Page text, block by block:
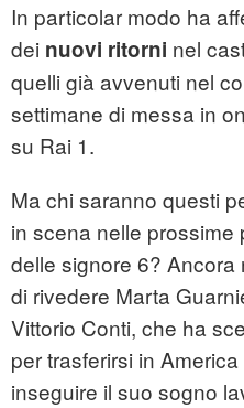
In particolar modo ha
dei nuovi ritorni nel
quelli già avvenuti nel
settimane di messa in
su Rai 1.
Ma chi saranno questi
in scena nelle prossime
delle signore 6?
di rivedere Marta
Vittorio Conti, che ha
per trasferirsi in
inseguire il suo sogno